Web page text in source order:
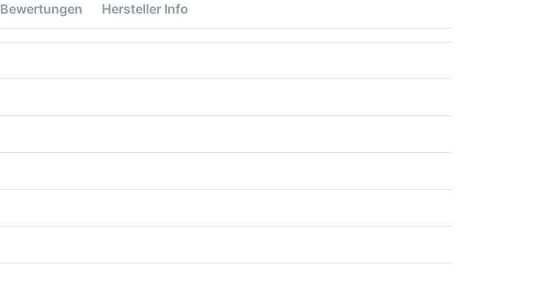
Bewertungen Hersteller Info